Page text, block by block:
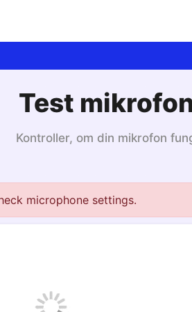
Test
Kontroller, om din mikrofon
microphone settings.